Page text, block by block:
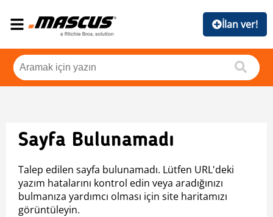
İlan ver!
Sayfa Bulunamadı
Talep edilen sayfa bulunamadı. Lütfen URL'deki
yazım hatalarını kontrol edin veya aradığınızı
bulmanıza yardımcı olması için site haritamızı
görüntüleyin.